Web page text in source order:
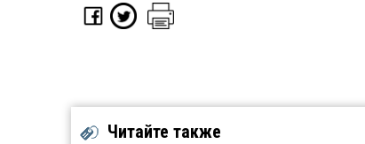
Читайте также